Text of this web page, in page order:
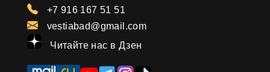
+7 916 167 51 51
vestiabad@gmail.com
Читайте нас в Дзен